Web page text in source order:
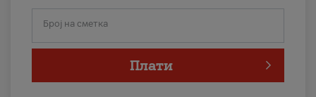
Број на сметка
Плати